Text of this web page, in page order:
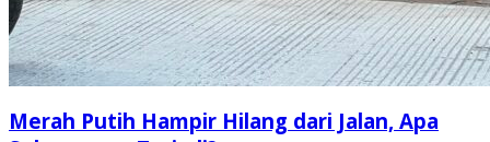
Merah Putih Hampir Hilang dari Jalan, Apa